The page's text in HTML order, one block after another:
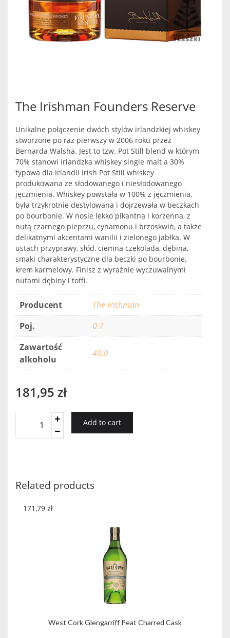
The Irishman Founders Reserve
Unikalne połączenie dwóch stylów irlandzkiej whiskey
stworzone po raz pierwszy w 2006 roku przez
Bernarda Walsha. Jest to tzw. Pot Still blend w którym
70% stanowi irlandzka whiskey single malt a 30%
typowa dla Irlandii Irish Pot Still whiskey
produkowana ze słodowanego i niesłodowanego
jęczmienia. Whiskey powstała w 100% z jęczmienia,
była trzykrotnie destylowana i dojrzewała w beczkach
po bourbonie. W nosie lekko pikantna i korzenna, z
nutą czarnego pieprzu, cynamonu i brzoskwiń, a także
delikatnymi akcentami wanilii i zielonego jabłka. W
ustach przyprawy, słód, ciemna czekolada, dębina,
smaki charakterystyczne dla beczki po bourbonie,
krem karmelowy. Finisz z wyraźnie wyczuwalnymi
nutami dębiny i toffi.
Producent
The Irishman
Poj.
0.7
Zawartość
alkoholu
40.0
181,95 zł
Irishman
Add to cart
Related products
West Cork Glengarriff Peat Charred Cask
171,79 zł